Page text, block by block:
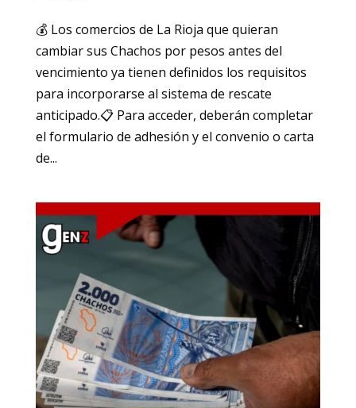
💰 Los comercios de La Rioja que quieran
cambiar sus Chachos por pesos antes del
vencimiento ya tienen definidos los requisitos
para incorporarse al sistema de rescate
anticipado.📋 Para acceder, deberán completar
el formulario de adhesión y el convenio o carta
de...